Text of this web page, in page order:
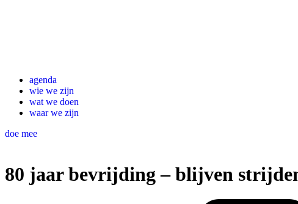
agenda
wie we zijn
wat we doen
waar we zijn
doe mee
80 jaar bevrijding – blijven